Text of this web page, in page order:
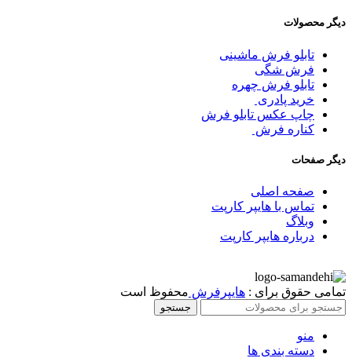
دیگر محصولات
تابلو فرش ماشینی
فرش شگی
تابلو فرش چهره
خرید پادری
چاپ عکس تابلو فرش
کناره فرش
دیگر صفحات
صفحه اصلی
تماس با هایپر کارپت
وبلاگ
درباره هایپر کارپت
تمامی حقوق برای : هایپرفرش محفوظ است
جستجو
منو
دسته بندی ها